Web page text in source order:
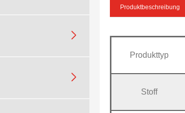


Produktbeschreibung
Produkttyp
Stoff